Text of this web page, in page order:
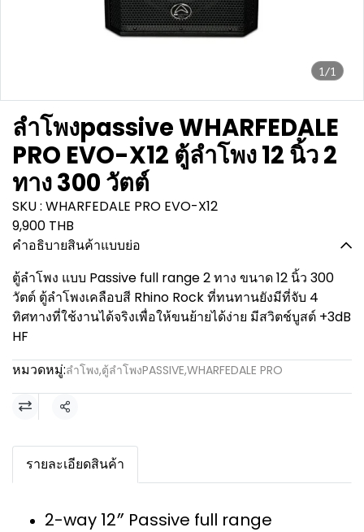
1/1
ลำโพงpassive WHARFEDALE
PRO EVO-X12 ตู้ลำโพง 12 นิ้ว 2
ทาง 300 วัตต์
SKU : WHARFEDALE PRO EVO-X12
9,900 THB
คำอธิบายสินค้าแบบย่อ
ตู้ลำโพง แบบ Passive full range 2 ทาง ขนาด 12 นิ้ว 300
วัตต์ ตู้ลำโพงเคลือบสี Rhino Rock ที่ทนทานยังมีที่จับ 4
ทิศทางที่ใช้งานได้จริงเพื่อให้ขนย้ายได้ง่าย มีสวิตช์บูสต์ +3dB
HF
หมวดหมู่:ลำโพง,ตู้ลำโพงPASSIVE,WHARFEDALE PRO
แชร์
รายละเอียดสินค้า
2-way 12″ Passive full range